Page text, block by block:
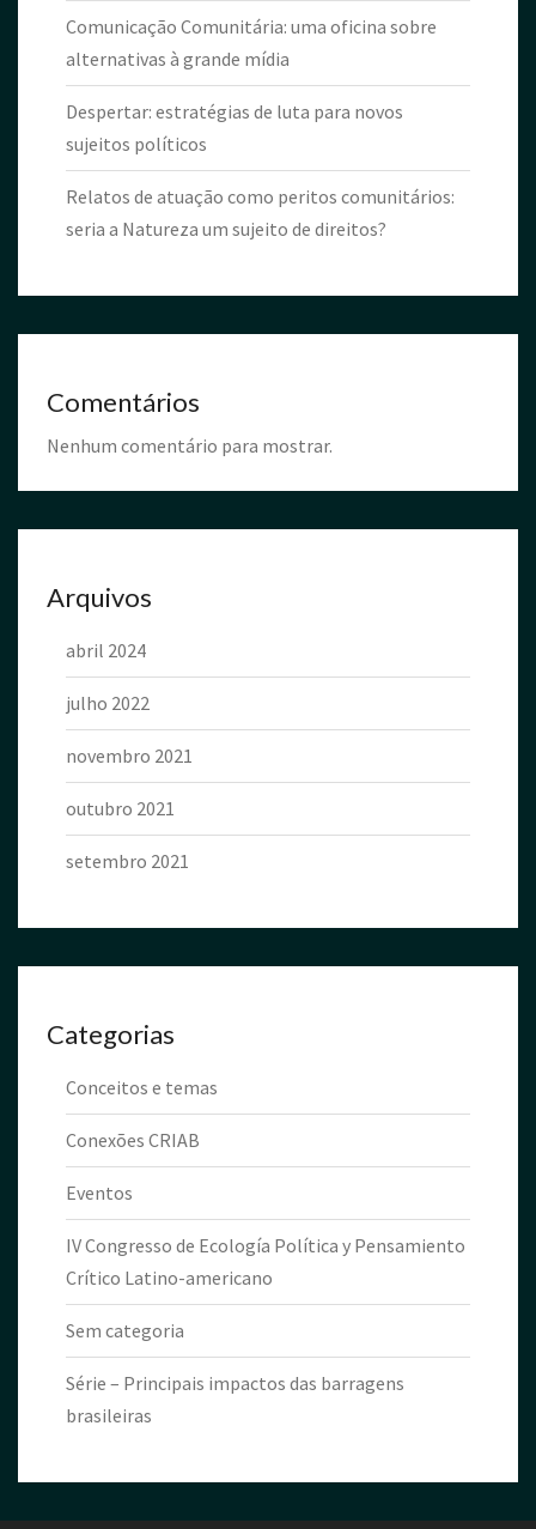
Comunicação Comunitária: uma oficina sobre
alternativas à grande mídia
Despertar: estratégias de luta para novos
sujeitos políticos
Relatos de atuação como peritos comunitários:
seria a Natureza um sujeito de direitos?
Comentários
Nenhum comentário para mostrar.
Arquivos
abril 2024
julho 2022
novembro 2021
outubro 2021
setembro 2021
Categorias
Conceitos e temas
Conexões CRIAB
Eventos
IV Congresso de Ecología Política y Pensamiento
Crítico Latino-americano
Sem categoria
Série – Principais impactos das barragens
brasileiras